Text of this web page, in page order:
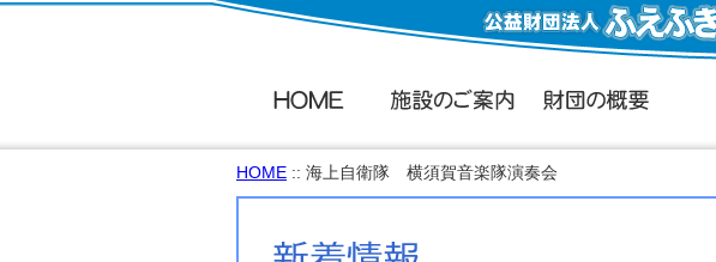
HOME :: 海上自衛隊 横須賀音楽隊演奏会